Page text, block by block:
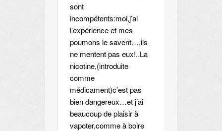
sont
incompétents:moi,j’ai
l’expérience et mes
poumons le savent…,ils
ne mentent pas eux!..La
nicotine,(introduite
comme
médicament)c’est pas
bien dangereux…et j’ai
beaucoup de plaisir à
vapoter,comme à boire